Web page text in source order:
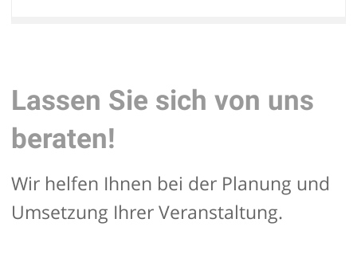
Lassen Sie sich von uns
beraten!
Wir helfen Ihnen bei der Planung und
Umsetzung Ihrer Veranstaltung.